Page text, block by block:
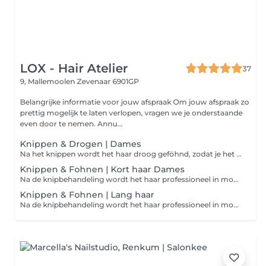
LOX - Hair Atelier
37
9, Mallemoolen Zevenaar 6901GP
Belangrijke informatie voor jouw afspraak Om jouw afspraak zo
prettig mogelijk te laten verlopen, vragen we je onderstaande
even door te nemen. Annu...
Knippen & Drogen | Dames
Na het knippen wordt het haar droog geföhnd, zodat je het resultaat van de coupe goed kunt zien. Het haar wordt niet in model geföhnd of afgewerkt met styling.
Knippen & Fohnen | Kort haar Dames
Na de knipbehandeling wordt het haar professioneel in model geföhnd, zodat het kapsel optimaal tot zijn recht komt en je de salon verzorgd verlaat.
Knippen & Fohnen | Lang haar
Na de knipbehandeling wordt het haar professioneel in model geföhnd, zodat het kapsel optimaal tot zijn recht komt en je de salon verzorgd verlaat.